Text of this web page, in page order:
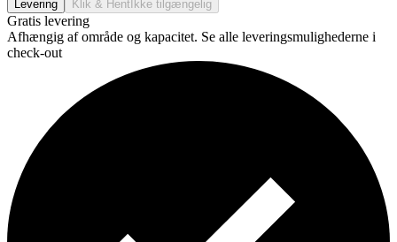
Levering Klik & Hent Ikke tilgængelig
Gratis levering
Afhængig af område og kapacitet. Se alle leveringsmulighederne i
check-out